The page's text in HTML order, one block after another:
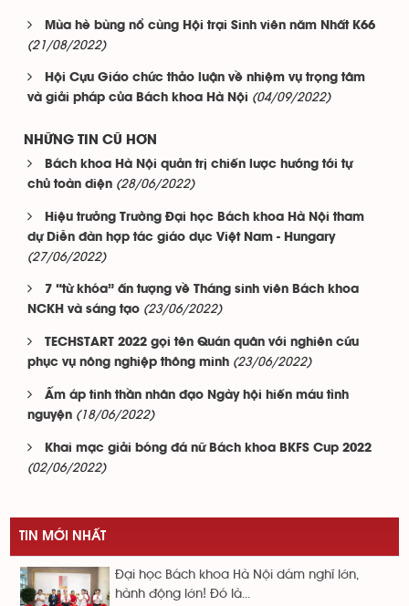
Mùa hè bùng nổ cùng Hội trại Sinh viên năm Nhất K66
(21/08/2022)
Hội Cựu Giáo chức thảo luận về nhiệm vụ trọng tâm
và giải pháp của Bách khoa Hà Nội (04/09/2022)
NHỮNG TIN CŨ HƠN
Bách khoa Hà Nội quản trị chiến lược hướng tới tự
chủ toàn diện (28/06/2022)
Hiệu trưởng Trường Đại học Bách khoa Hà Nội tham
dự Diễn đàn hợp tác giáo dục Việt Nam - Hungary
(27/06/2022)
7 “từ khóa” ấn tượng về Tháng sinh viên Bách khoa
NCKH và sáng tạo (23/06/2022)
TECHSTART 2022 gọi tên Quán quân với nghiên cứu
phục vụ nông nghiệp thông minh (23/06/2022)
Ấm áp tinh thần nhân đạo Ngày hội hiến máu tình
nguyện (18/06/2022)
Khai mạc giải bóng đá nữ Bách khoa BKFS Cup 2022
(02/06/2022)
TIN MỚI NHẤT
Đại học Bách khoa Hà Nội dám nghĩ lớn,
hành động lớn! Đó là...